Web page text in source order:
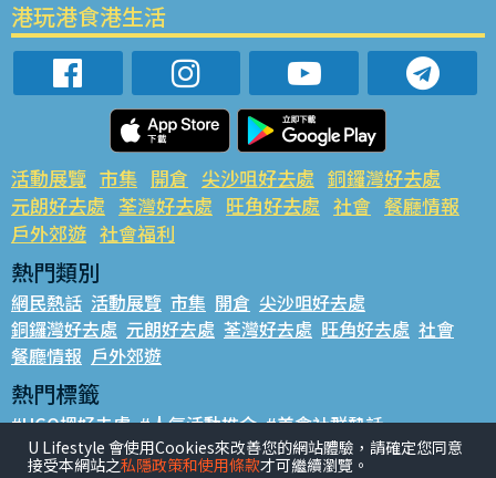
港玩港食港生活
活動展覽 市集 開倉 尖沙咀好去處 銅鑼灣好去處
元朗好去處 荃灣好去處 旺角好去處 社會 餐廳情報
戶外郊遊 社會福利
熱門類別
網民熱話 活動展覽 市集 開倉 尖沙咀好去處
銅鑼灣好去處 元朗好去處 荃灣好去處 旺角好去處 社會
餐廳情報 戶外郊遊
熱門標籤
#UGO搵好去處 #人氣活動推介 #美食社群熱話
#親子玩樂好去處 #ULifestyle應用程式 #限時搶
U Lifestyle 會使用Cookies來改善您的網站體驗，請確定您同意
接受本網站之私隱政策和使用條款才可繼續瀏覽。